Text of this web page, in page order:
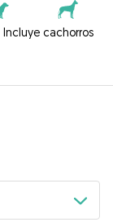
Incluye cachorros